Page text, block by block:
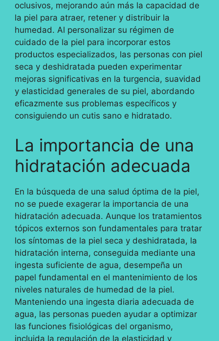
oclusivos, mejorando aún más la capacidad de
la piel para atraer, retener y distribuir la
humedad. Al personalizar su régimen de
cuidado de la piel para incorporar estos
productos especializados, las personas con piel
seca y deshidratada pueden experimentar
mejoras significativas en la turgencia, suavidad
y elasticidad generales de su piel, abordando
eficazmente sus problemas específicos y
consiguiendo un cutis sano e hidratado.
La importancia de una
hidratación adecuada
En la búsqueda de una salud óptima de la piel,
no se puede exagerar la importancia de una
hidratación adecuada. Aunque los tratamientos
tópicos externos son fundamentales para tratar
los síntomas de la piel seca y deshidratada, la
hidratación interna, conseguida mediante una
ingesta suficiente de agua, desempeña un
papel fundamental en el mantenimiento de los
niveles naturales de humedad de la piel.
Manteniendo una ingesta diaria adecuada de
agua, las personas pueden ayudar a optimizar
las funciones fisiológicas del organismo,
incluida la regulación de la elasticidad y